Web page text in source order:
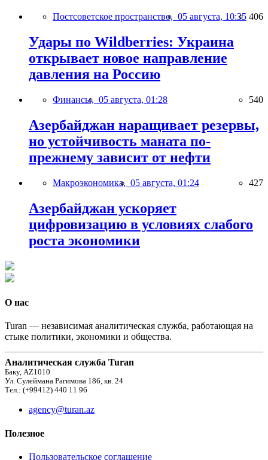
Постсоветское пространство, 05 августа, 10:35 406
Удары по Wildberries: Украина
открывает новое направление
давления на Россию
Финансы, 05 августа, 01:28 540
Азербайджан наращивает резервы,
но устойчивость маната по-
прежнему зависит от нефти
Макроэкономика, 05 августа, 01:24 427
Азербайджан ускоряет
цифровизацию в условиях слабого
роста экономики
О нас
Turan — независимая аналитическая служба, работающая на
стыке политики, экономики и общества.
Аналитическая служба Turan
Баку, AZ1010
Ул. Сулеймана Рагимова 186, кв. 24
Тел.: (+99412) 440 11 96
agency@turan.az
Полезное
Пользовательское соглашение